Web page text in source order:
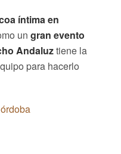
íntima en
un gran evento
Andaluztiene la
para hacerlo